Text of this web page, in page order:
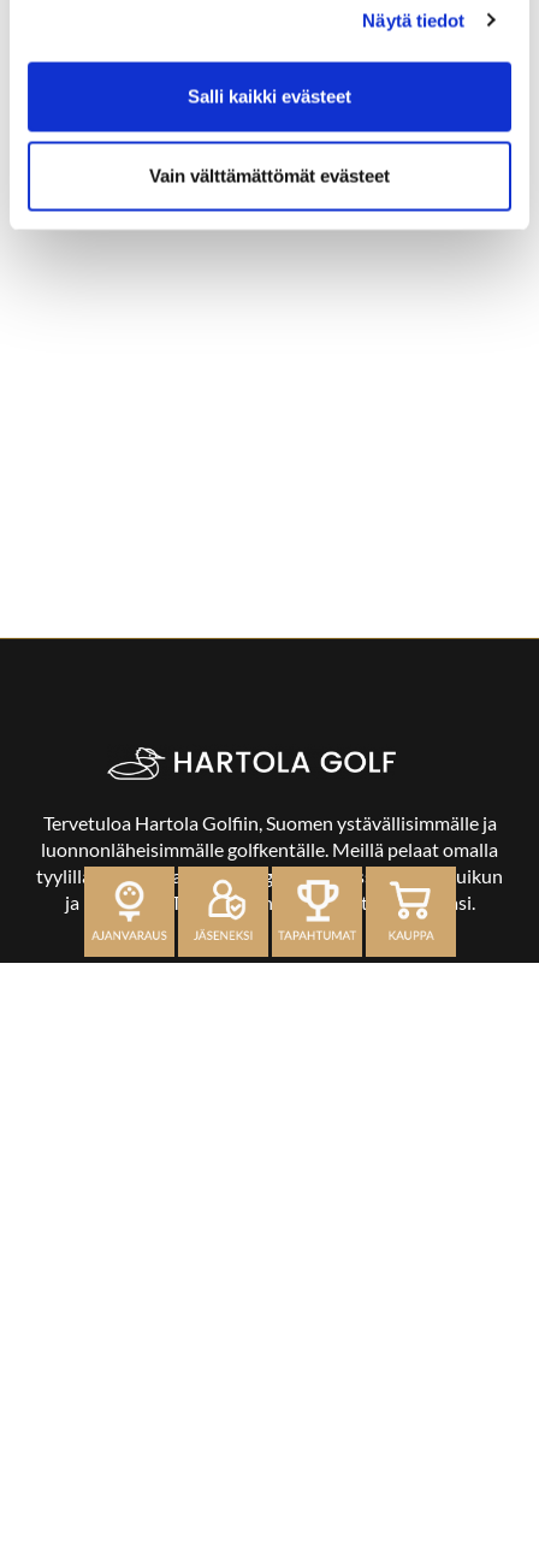
Näytä tiedot
Salli kaikki evästeet
Vain välttämättömät evästeet
Tervetuloa Hartola Golfiin, Suomen ystävällisimmälle ja
luonnonläheisimmälle golfkentälle. Meillä pelaat omalla
tyylilläsi ja tasollasi – ja bongaat halutessasi vaikka uikun
ja kuikankin. Tärkeintä on, että nautit vierailustasi.